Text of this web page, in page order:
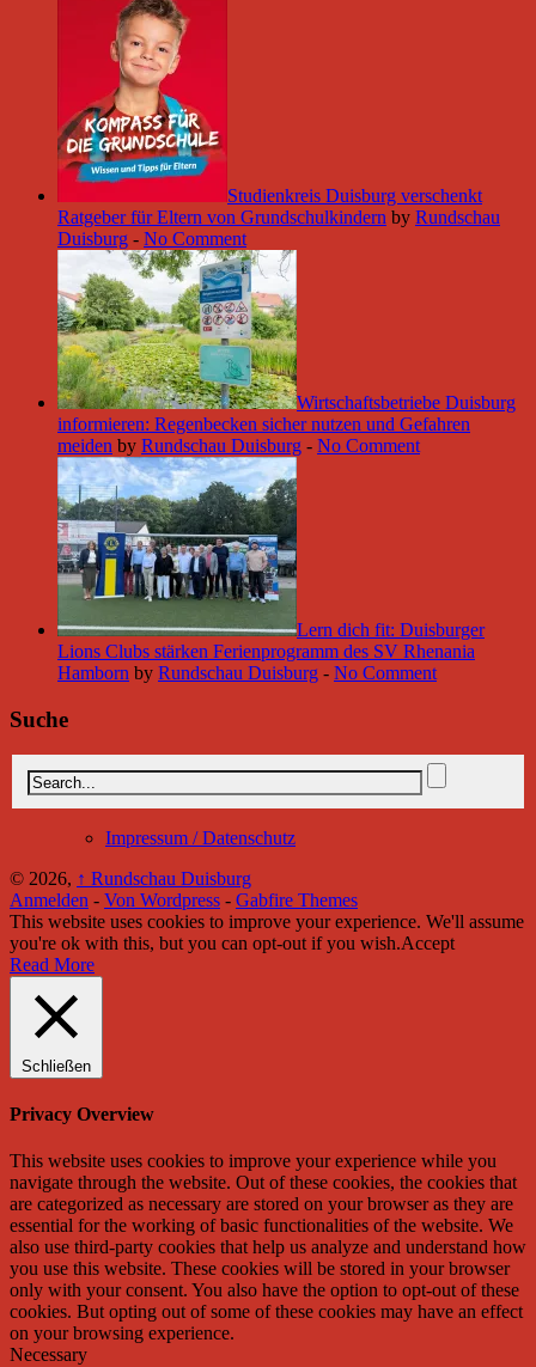
Studienkreis Duisburg verschenkt
Ratgeber für Eltern von Grundschulkindern by Rundschau
Duisburg - No Comment
Wirtschaftsbetriebe Duisburg
informieren: Regenbecken sicher nutzen und Gefahren
meiden by Rundschau Duisburg - No Comment
Lern dich fit: Duisburger
Lions Clubs stärken Ferienprogramm des SV Rhenania
Hamborn by Rundschau Duisburg - No Comment
Suche
Impressum / Datenschutz
© 2026, ↑ Rundschau Duisburg
Anmelden - Von Wordpress - Gabfire Themes
This website uses cookies to improve your experience. We'll assume
you're ok with this, but you can opt-out if you wish.Accept
Read More
Schließen
Privacy Overview
This website uses cookies to improve your experience while you
navigate through the website. Out of these cookies, the cookies that
are categorized as necessary are stored on your browser as they are
essential for the working of basic functionalities of the website. We
also use third-party cookies that help us analyze and understand how
you use this website. These cookies will be stored in your browser
only with your consent. You also have the option to opt-out of these
cookies. But opting out of some of these cookies may have an effect
on your browsing experience.
Necessary